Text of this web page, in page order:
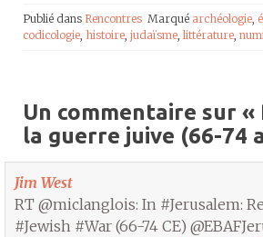
Publié dans Rencontres Marqué archéologie,
codicologie, histoire, judaïsme, littérature,
Un commentaire sur «
la guerre juive (66-74
Jim West
RT @miclanglois: In #Jerusalem:
#Jewish #War (66-74 CE)